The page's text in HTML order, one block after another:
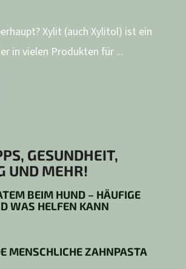
Xylit (auch Xylitol) ist ein
in vielen Produkten für ...
GESUNDHEIT,
UND MEHR!
BEIM HUND – HÄUFIGE
WAS HELFEN KANN
MENSCHLICHE ZAHNPASTA